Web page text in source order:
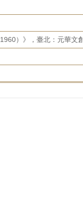
）》，臺北：元華文